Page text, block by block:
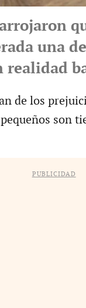
una
realidad
de los
son
PUBLICIDAD